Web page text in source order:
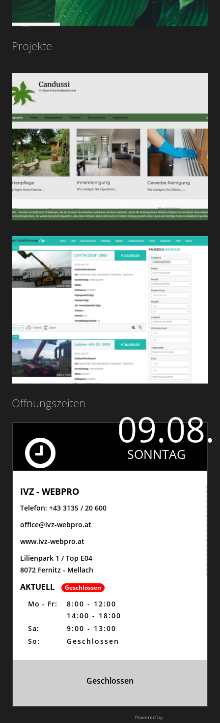
Projekte
Öffnungszeiten
09.08.
SONNTAG
IVZ - WEBPRO
Telefon: +43 3135 / 20 600
office@ivz-webpro.at
www.ivz-webpro.at
Lilienpark 1 / Top E04
8072 Fernitz - Mellach
AKTUELL Geschlossen
Mo - Fr:
8:00 - 12:00
14:00 - 18:00
Sa:
9:00 - 13:00
So:
Geschlossen
Geschlossen
Powered by